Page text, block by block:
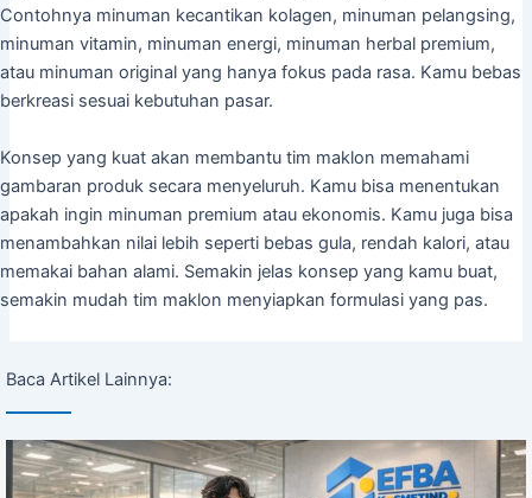
Contohnya minuman kecantikan kolagen, minuman pelangsing,
minuman vitamin, minuman energi, minuman herbal premium,
atau minuman original yang hanya fokus pada rasa. Kamu bebas
berkreasi sesuai kebutuhan pasar.
Konsep yang kuat akan membantu tim maklon memahami
gambaran produk secara menyeluruh. Kamu bisa menentukan
apakah ingin minuman premium atau ekonomis. Kamu juga bisa
menambahkan nilai lebih seperti bebas gula, rendah kalori, atau
memakai bahan alami. Semakin jelas konsep yang kamu buat,
semakin mudah tim maklon menyiapkan formulasi yang pas.
Baca Artikel Lainnya: